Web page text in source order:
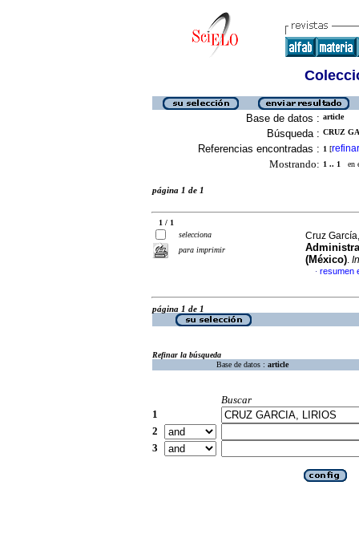
Base de datos : article
Búsqueda : CRUZ
Referencias encontradas : 1 [refinar
Mostrando: 1 .. 1 en
página 1 de 1
1 / 1
selecciona
para imprimir
Cruz
(México).
· resumen
página 1 de 1
Refinar la búsqueda
Base de datos : article
Buscar
1
2
3